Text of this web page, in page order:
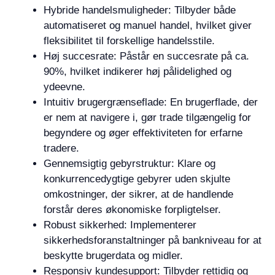
Hybride handelsmuligheder: Tilbyder både
automatiseret og manuel handel, hvilket giver
fleksibilitet til forskellige handelsstile.
Høj succesrate: Påstår en succesrate på ca.
90%, hvilket indikerer høj pålidelighed og
ydeevne.
Intuitiv brugergrænseflade: En brugerflade, der
er nem at navigere i, gør trade tilgængelig for
begyndere og øger effektiviteten for erfarne
tradere.
Gennemsigtig gebyrstruktur: Klare og
konkurrencedygtige gebyrer uden skjulte
omkostninger, der sikrer, at de handlende
forstår deres økonomiske forpligtelser.
Robust sikkerhed: Implementerer
sikkerhedsforanstaltninger på bankniveau for at
beskytte brugerdata og midler.
Responsiv kundesupport: Tilbyder rettidig og